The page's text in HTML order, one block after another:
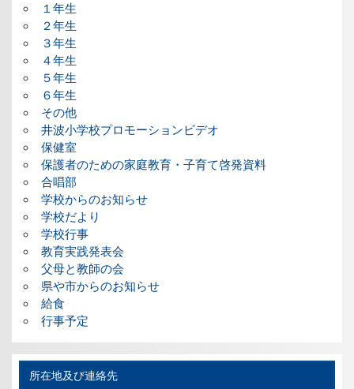
１年生
２年生
３年生
４年生
５年生
６年生
その他
井波小学校プロモーションビデオ
保健室
保護者のための家庭教育・子育て啓発資料
合唱部
学校からのお知らせ
学校だより
学校行事
教育実践発表会
父母と教師の会
県や市からのお知らせ
給食
行事予定
所在地及び連絡先